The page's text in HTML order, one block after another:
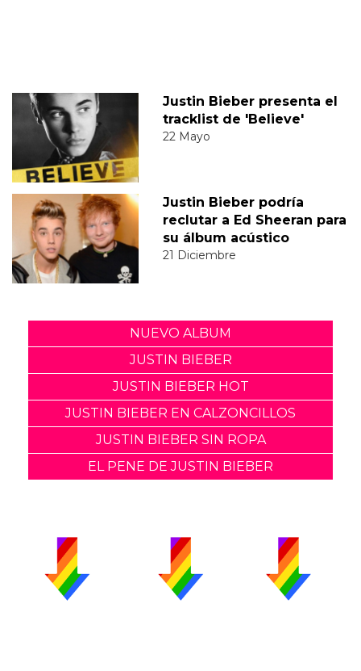
Justin Bieber presenta el
tracklist de 'Believe'
22 Mayo
Justin Bieber podría
reclutar a Ed Sheeran para
su álbum acústico
21 Diciembre
NUEVO ALBUM
JUSTIN BIEBER
JUSTIN BIEBER HOT
JUSTIN BIEBER EN CALZONCILLOS
JUSTIN BIEBER SIN ROPA
EL PENE DE JUSTIN BIEBER